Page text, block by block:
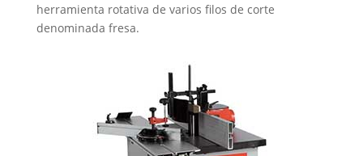
herramienta rotativa de varios filos de corte
denominada fresa.